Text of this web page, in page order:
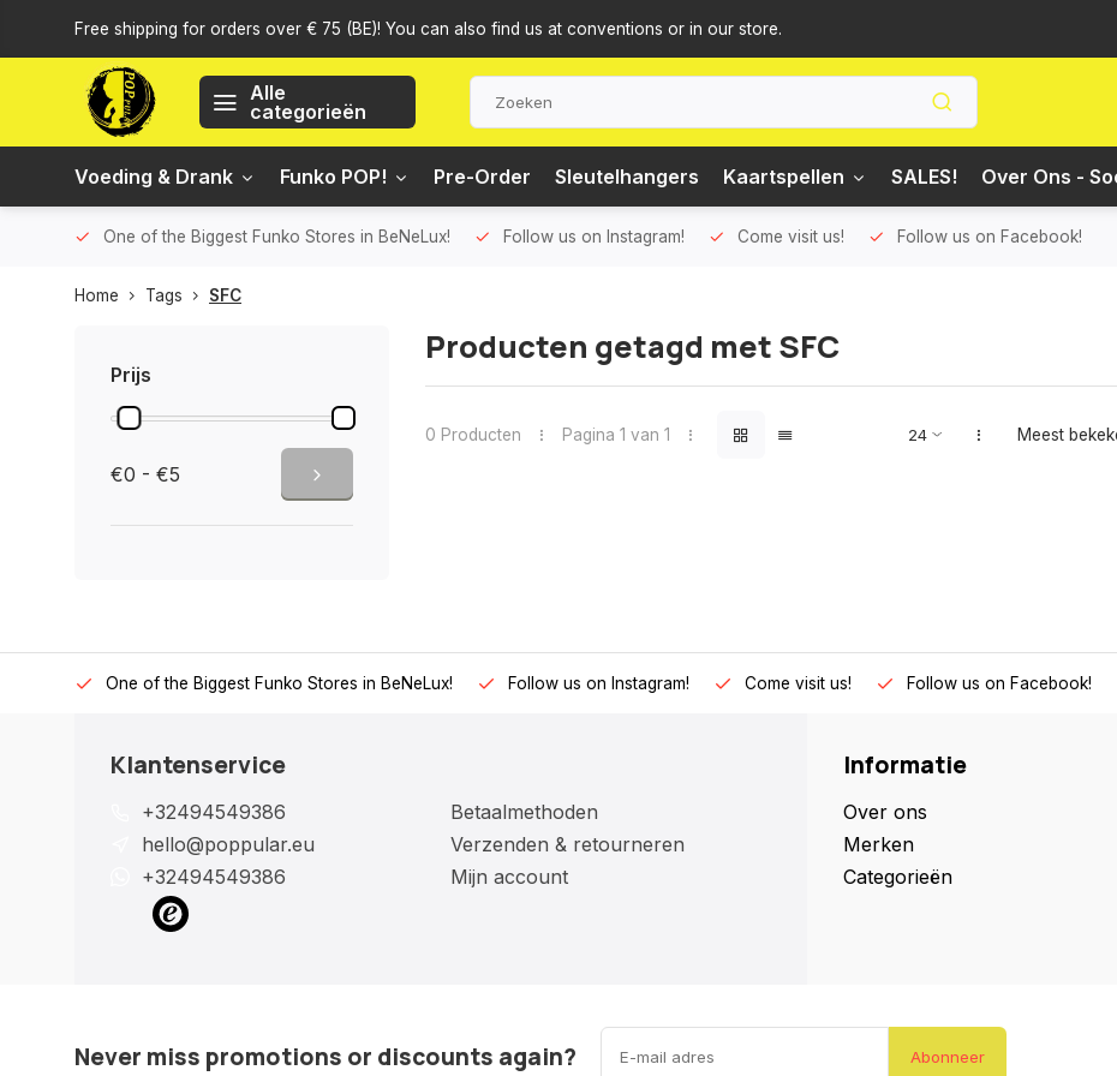
Free shipping for orders over € 75 (BE)! You can also find us at conventions or in our store.
Alle
categorieën
Voeding & Drank Funko POP! Pre-Order Sleutelhangers Kaartspellen SALES! Over Ons -
One of the Biggest Funko Stores in BeNeLux! Follow us on Instagram! Come visit us! Follow us on Facebook!
Home Tags SFC
Prijs
€0 - €5
Producten getagd met SFC
0 Producten Pagina 1 van 1 Meest
One of the Biggest Funko Stores in BeNeLux! Follow us on Instagram! Come visit us! Follow us on Facebook!
Klantenservice
+32494549386
hello@poppular.eu
+32494549386
Betaalmethoden
Verzenden & retourneren
Mijn account
Informatie
Over ons
Merken
Categorieën
Never miss promotions or discounts again? Abonneer